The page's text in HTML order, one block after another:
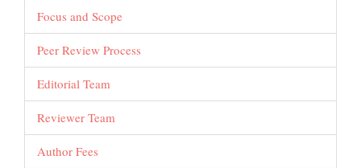
Focus and Scope
Peer Review Process
Editorial Team
Reviewer Team
Author Fees